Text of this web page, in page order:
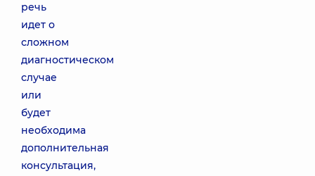
речь
идет о
сложном
диагностическом
случае
или
будет
необходима
дополнительная
консультация,